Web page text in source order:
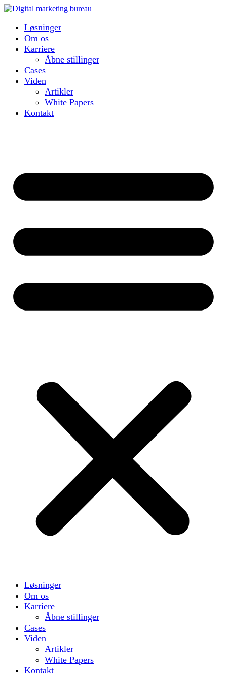
Løsninger
Om os
Karriere
Åbne stillinger
Cases
Viden
Artikler
White Papers
Kontakt
Løsninger
Om os
Karriere
Åbne stillinger
Cases
Viden
Artikler
White Papers
Kontakt